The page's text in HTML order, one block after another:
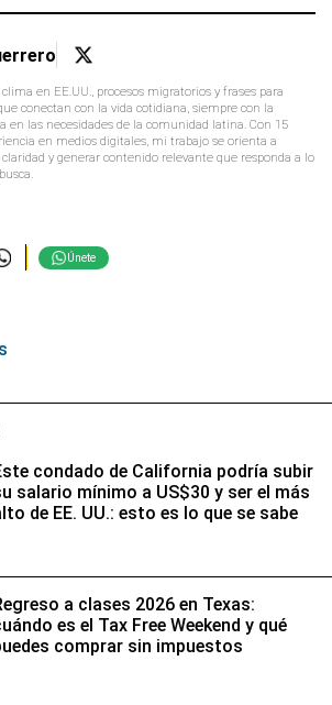
clima en EE.UU., procesos migratorios y frases para
conectan con la vida cotidiana, siempre con la
en las necesidades de la comunidad latina. Con 15
en medios digitales, mi trabajo se orienta a
y generar contenido relevante que responda a lo
Únete
condado de California podría subir
salario mínimo a US$30 y ser el más
de EE. UU.: esto es lo que se sabe
a clases 2026 en Texas:
es el Tax Free Weekend y qué
comprar sin impuestos